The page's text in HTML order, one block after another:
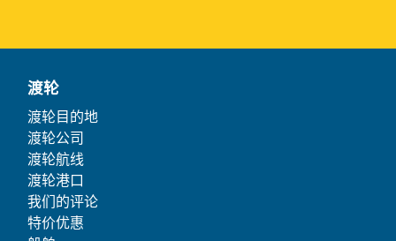
渡轮
渡轮目的地
渡轮公司
渡轮航线
渡轮港口
我们的评论
特价优惠